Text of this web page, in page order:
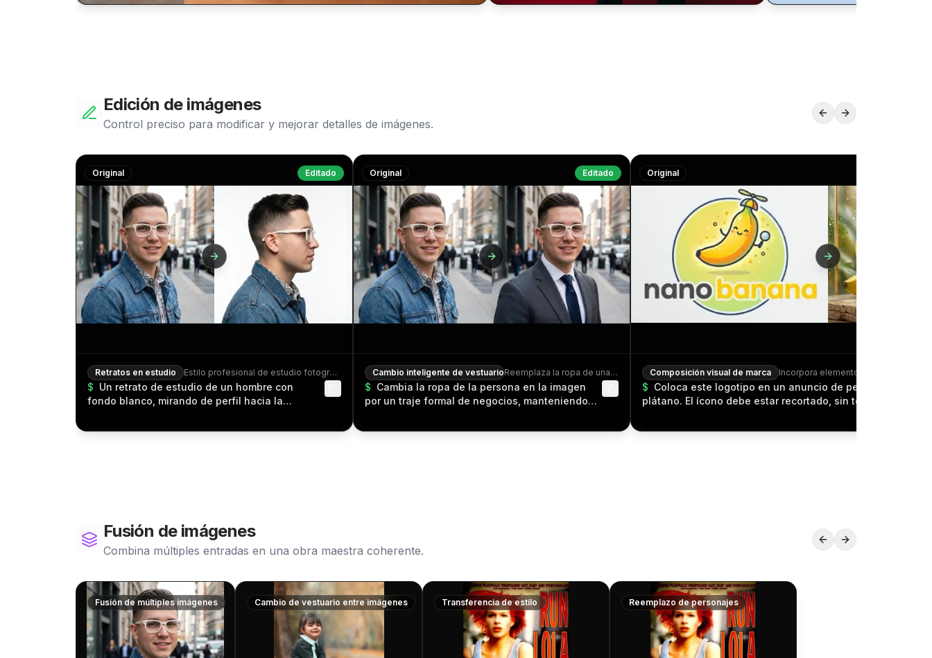
Edición de imágenes
Control preciso para modificar y mejorar detalles de imágenes.
Original Editado
Retratos en estudio Estilo profesional de estudio fotográfico, con control preciso de poses, ángulos e iluminación de fondo
$ Un retrato de estudio de un hombre con
fondo blanco, mirando de perfil hacia la
Original Editado
Cambio inteligente de vestuario Reemplaza la ropa de una persona con precisión, conservando perfectamente las características faciales y la identidad general
$ Cambia la ropa de la persona en la imagen
por un traje formal de negocios, manteniendo
faciales de la persona.
Original
Composición visual de marca
$ Coloca este logotipo en un anuncio de perfume de lujo
plátano. El ícono debe estar recortado, sin texto, y debe
Fusión de imágenes
Combina múltiples entradas en una obra maestra coherente.
Fusión de múltiples imágenes Resultado
Cambio de vestuario entre imágenes Resultado
Transferencia de estilo Resultado
Reemplazo de personajes